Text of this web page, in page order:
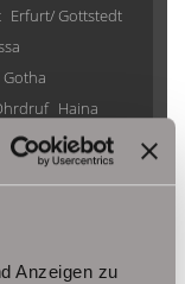
Anzeigen zu
Erfurt/ Gottstedt
Gotha
Haina
Viernau